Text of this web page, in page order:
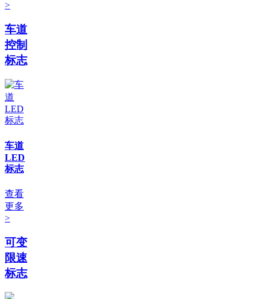
>
车道
控制
标志
车道
LED
标志
查看
更多
>
可变
限速
标志